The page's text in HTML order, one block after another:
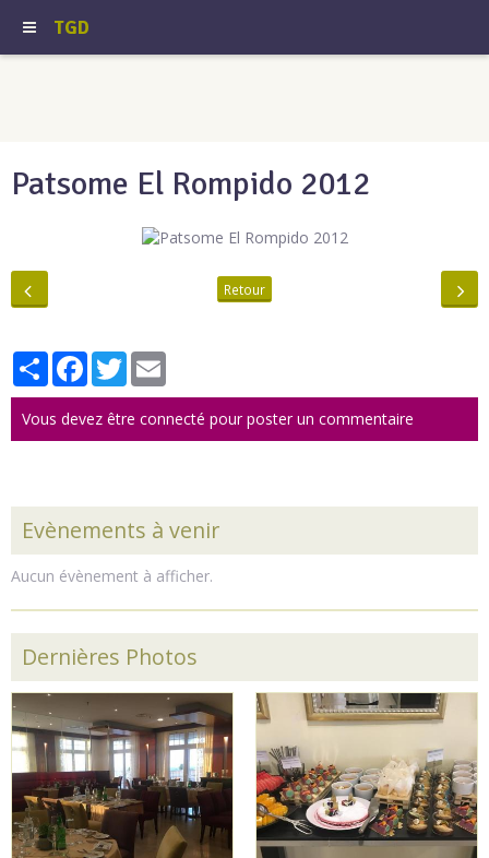
TGD
Patsome El Rompido 2012
Retour
PartagerFacebook
Twitter
Vous devez être connecté pour poster un commentaire
Evènements à venir
Aucun évènement à afficher.
Dernières Photos